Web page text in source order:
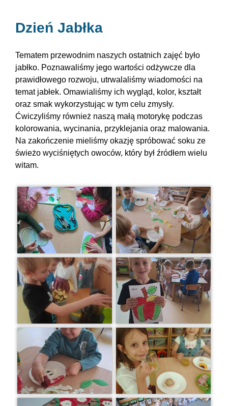
Dzień Jabłka
Tematem przewodnim naszych ostatnich zajęć było
jabłko. Poznawaliśmy jego wartości odżywcze dla
prawidłowego rozwoju, utrwalaliśmy wiadomości na
temat jabłek. Omawialiśmy ich wygląd, kolor, kształt
oraz smak wykorzystując w tym celu zmysły.
Ćwiczyliśmy również naszą małą motorykę podczas
kolorowania, wycinania, przyklejania oraz malowania.
Na zakończenie mieliśmy okazję spróbować soku ze
świeżo wyciśniętych owoców, który był źródłem wielu
witam.